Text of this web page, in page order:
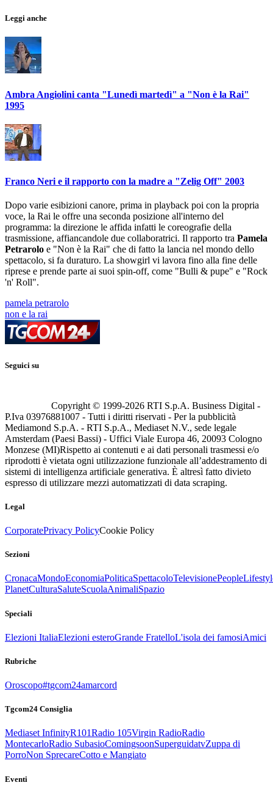
Leggi anche
Ambra Angiolini canta "Lunedì martedì" a "Non è la Rai"
1995
Franco Neri e il rapporto con la madre a "Zelig Off" 2003
Dopo varie esibizioni canore, prima in playback poi con la propria
voce, la Rai le offre una seconda posizione all'interno del
programma: la direzione le affida infatti le coreografie della
trasmissione, affiancandole due collaboratrici. Il rapporto tra Pamela
Petrarolo e "Non è la Rai" che di fatto la lancia nel mondo dello
spettacolo, si fa duraturo. La showgirl vi lavora fino alla fine delle
riprese e prende parte ai suoi spin-off, come "Bulli & pupe" e "Rock
'n' Roll".
pamela petrarolo
non e la rai
Seguici su
Copyright © 1999-2026 RTI S.p.A. Business Digital -
P.Iva 03976881007 - Tutti i diritti riservati - Per la pubblicità
Mediamond S.p.A. - RTI S.p.A., Mediaset N.V., sede legale
Amsterdam (Paesi Bassi) - Uffici Viale Europa 46, 20093 Cologno
Monzese (MI)Rispetto ai contenuti e ai dati personali trasmessi e/o
riprodotti è vietata ogni utilizzazione funzionale all’addestramento di
sistemi di intelligenza artificiale generativa. È altresì fatto divieto
espresso di utilizzare mezzi automatizzati di data scraping.
Legal
CorporatePrivacy PolicyCookie Policy
Sezioni
CronacaMondoEconomiaPoliticaSpettacoloTelevisionePeople
PlanetCulturaSaluteScuolaAnimaliSpazio
Speciali
Elezioni ItaliaElezioni esteroGrande FratelloL'isola dei famosiAmici
Rubriche
Oroscopo#tgcom24amarcord
Tgcom24 Consiglia
Mediaset InfinityR101Radio 105Virgin RadioRadio
MontecarloRadio SubasioComingsoonSuperguidatvZuppa di
PorroNon SprecareCotto e Mangiato
Eventi